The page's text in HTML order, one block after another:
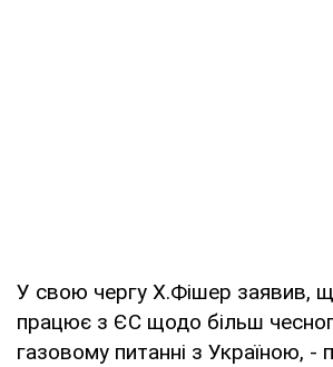
У свою чергу Х.Фішер заявив,
працює з ЄС щодо більш
газовому питанні з Україною, -